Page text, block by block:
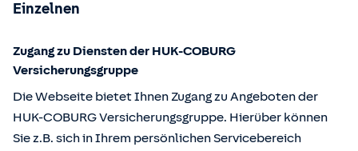
Einzelnen
Zugang zu Diensten der HUK-COBURG
Versicherungsgruppe
Die Webseite bietet Ihnen Zugang zu Angeboten der
HUK-COBURG Versicherungsgruppe. Hierüber können
Sie z.B. sich in Ihrem persönlichen Servicebereich